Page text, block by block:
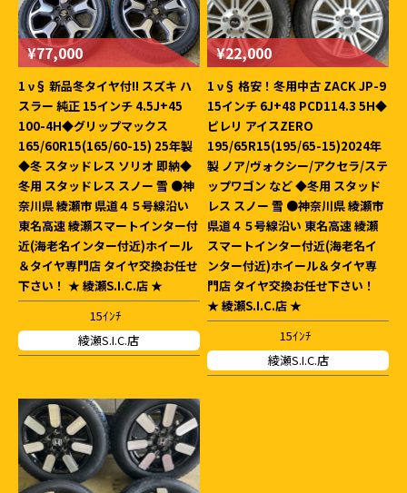
¥77,000
1 ν§ 新品冬タイヤ付!! スズキ ハ
スラー 純正 15インチ 4.5J+45
100-4H◆グリップマックス
165/60R15(165/60-15) 25年製
◆冬 スタッドレス ソリオ 即納◆
冬用 スタッドレス スノー 雪 ●神
奈川県 綾瀬市 県道４５号線沿い
東名高速 綾瀬スマートインター付
近(海老名インター付近)ホイール
＆タイヤ専門店 タイヤ交換お任せ
下さい！ ★ 綾瀬S.I.C.店 ★
15ｲﾝﾁ
綾瀬S.I.C.店
¥22,000
1 ν§ 格安！冬用中古 ZACK JP-9
15インチ 6J+48 PCD114.3 5H◆
ピレリ アイスZERO
195/65R15(195/65-15)2024年
製 ノア/ヴォクシー/アクセラ/ステ
ップワゴン など ◆冬用 スタッド
レス スノー 雪 ●神奈川県 綾瀬市
県道４５号線沿い 東名高速 綾瀬
スマートインター付近(海老名イ
ンター付近)ホイール＆タイヤ専
門店 タイヤ交換お任せ下さい！
★ 綾瀬S.I.C.店 ★
15ｲﾝﾁ
綾瀬S.I.C.店